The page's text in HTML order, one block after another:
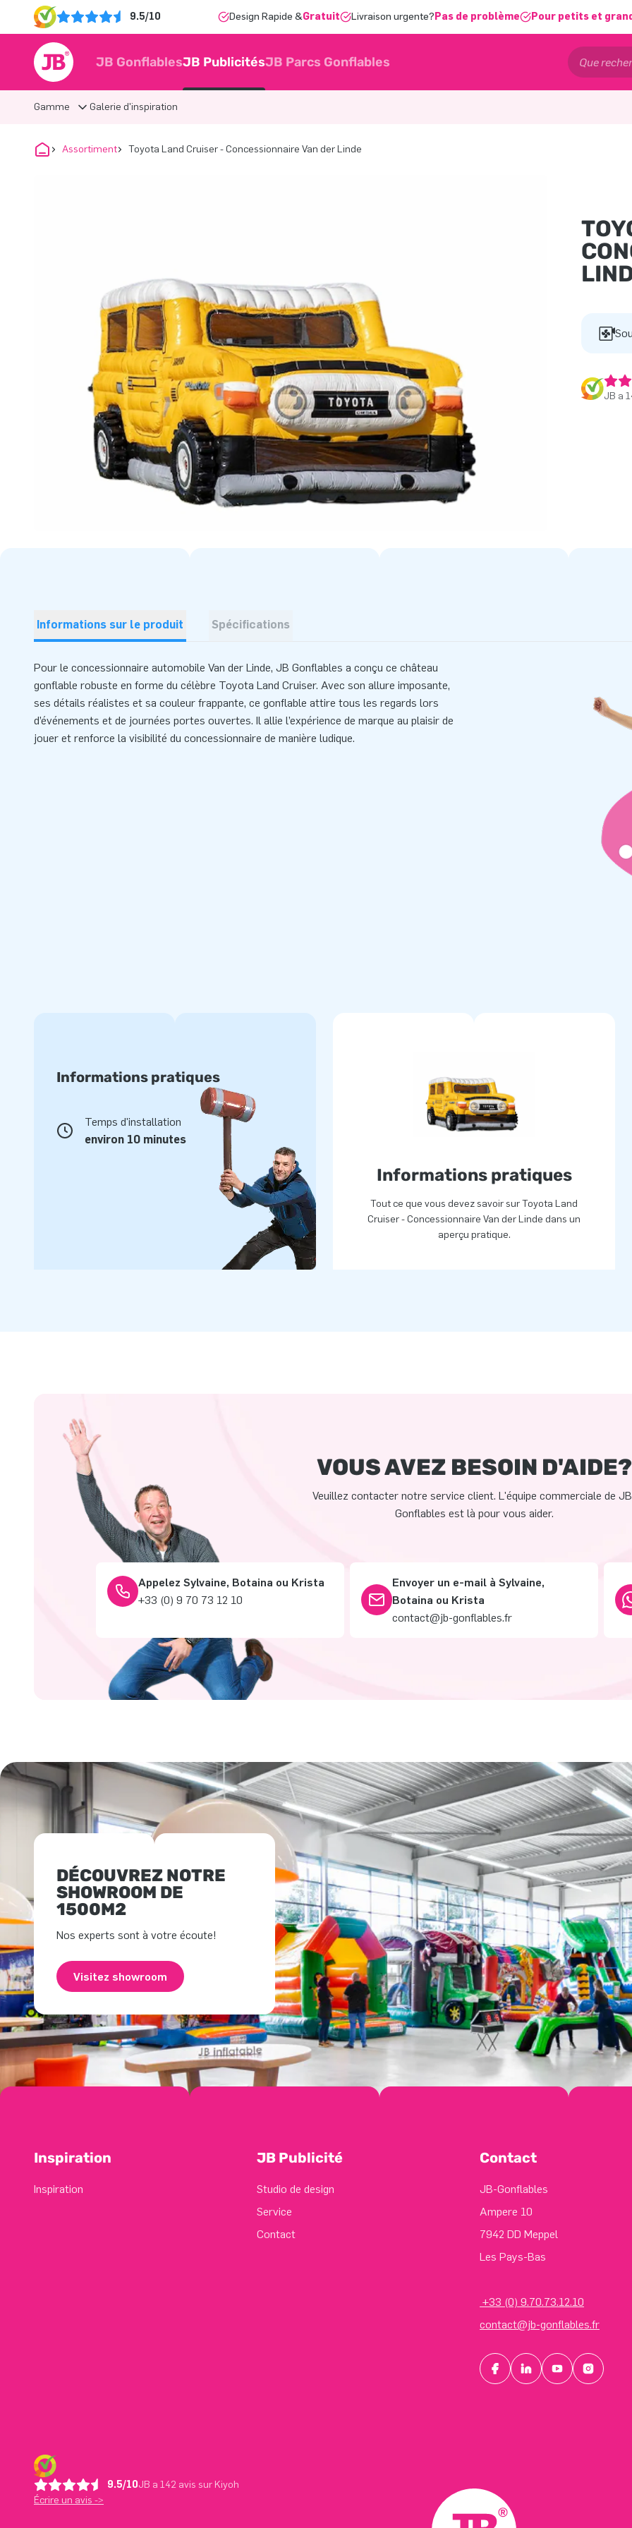
9.5/10 Design Rapide &Gratuit Livraison urgente? Pas de problème Pour petits et
JB GonflablesJB PublicitésJB Parcs Gonflables
Gamme Galerie d'inspiration
Assortiment Toyota Land Cruiser - Concessionnaire Van der Linde
JB a
Informations sur le produit Spécifications
Pour le concessionnaire automobile Van der Linde, JB Gonflables a conçu ce château
gonflable robuste en forme du célèbre Toyota Land Cruiser. Avec son allure imposante,
ses détails réalistes et sa couleur frappante, ce gonflable attire tous les regards lors
d’événements et de journées portes ouvertes. Il allie l’expérience de marque au plaisir de
jouer et renforce la visibilité du concessionnaire de manière ludique.
Informations pratiques
Temps d'installation
environ 10 minutes
Informations pratiques
Tout ce que vous devez savoir sur Toyota Land
Cruiser - Concessionnaire Van der Linde dans un
aperçu pratique.
VOUS AVEZ BESOIN D'AIDE?
Veuillez contacter notre service client. L'équipe commerciale de
Gonflables est là pour vous aider.
Appelez Sylvaine, Botaina ou Krista
+33 (0) 9 70 73 12 10
Envoyer un e-mail à Sylvaine,
Botaina ou Krista
contact@jb-gonflables.fr
DÉCOUVREZ NOTRE
SHOWROOM DE
1500M2
Nos experts sont à votre écoute!
Visitez showroom
Inspiration
Inspiration
JB Publicité
Studio de design
Service
Contact
Contact
JB-Gonflables
Ampere 10
7942 DD Meppel
Les Pays-Bas
+33 (0) 9.70.73.12.10
contact@jb-gonflables.fr
9.5/10JB a 142 avis sur Kiyoh
Écrire un avis ->